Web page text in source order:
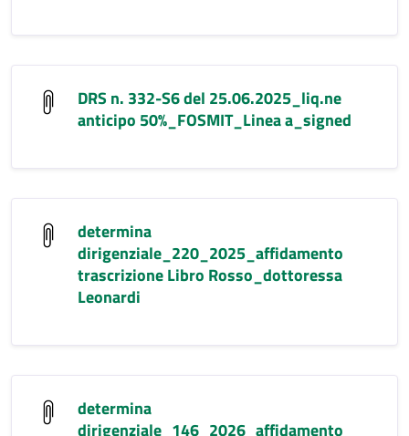
DRS n. 332-S6 del 25.06.2025_liq.ne
anticipo 50%_FOSMIT_Linea a_signed
determina
dirigenziale_220_2025_affidamento
trascrizione Libro Rosso_dottoressa
Leonardi
determina
dirigenziale_146_2026_affidamento